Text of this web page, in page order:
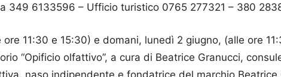
349 6133596 – Ufficio turistico 0765 277321 – 380
ore 11:30 e 15:30) e domani, lunedì 2 giugno, (alle ore
“Opificio olfattivo”, a cura di Beatrice Granucci,
naso indipendente e fondatrice del marchio Beatrice